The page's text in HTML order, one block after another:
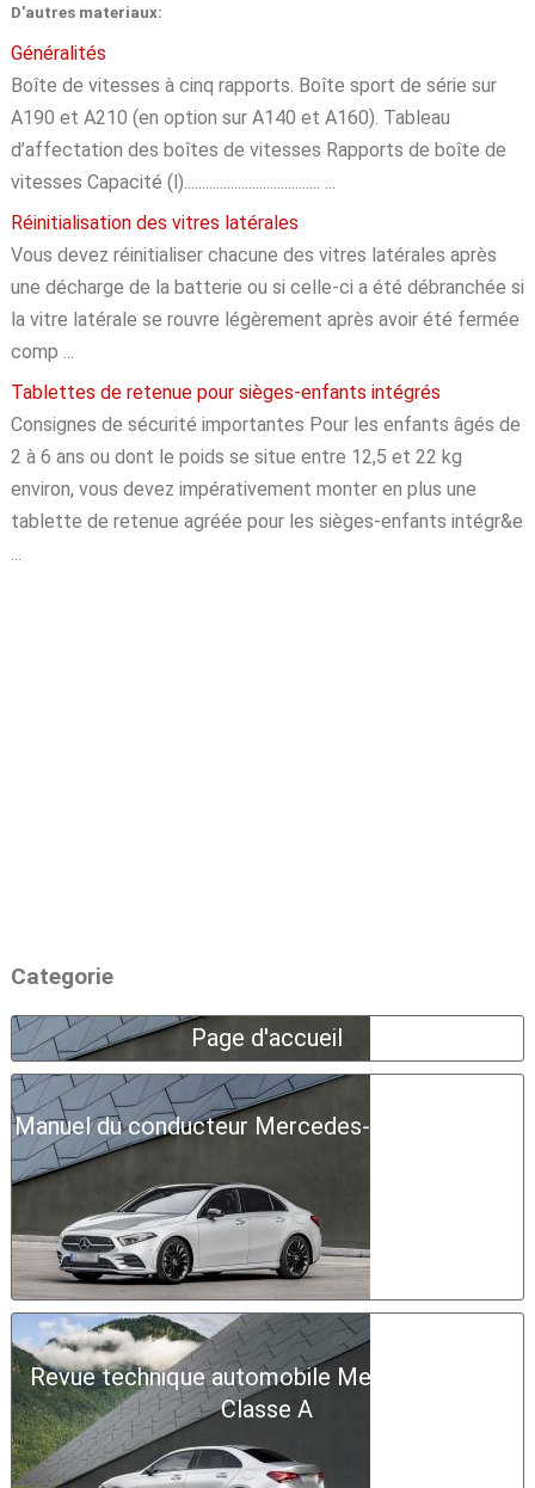
D'autres materiaux:
Généralités
Boîte de vitesses à cinq rapports. Boîte sport de série sur
A190 et A210 (en option sur A140 et A160). Tableau
d’affectation des boîtes de vitesses Rapports de boîte de
vitesses Capacité (l)...................................... ...
Réinitialisation des vitres latérales
Vous devez réinitialiser chacune des vitres latérales après
une décharge de la batterie ou si celle-ci a été débranchée si
la vitre latérale se rouvre légèrement après avoir été fermée
comp ...
Tablettes de retenue pour sièges-enfants intégrés
Consignes de sécurité importantes Pour les enfants âgés de
2 à 6 ans ou dont le poids se situe entre 12,5 et 22 kg
environ, vous devez impérativement monter en plus une
tablette de retenue agréée pour les sièges-enfants intégr&e
Categorie
Page d'accueil
Manuel du conducteur Mercedes-Benz Classe A
Revue technique automobile Mercedes-Benz
Classe A